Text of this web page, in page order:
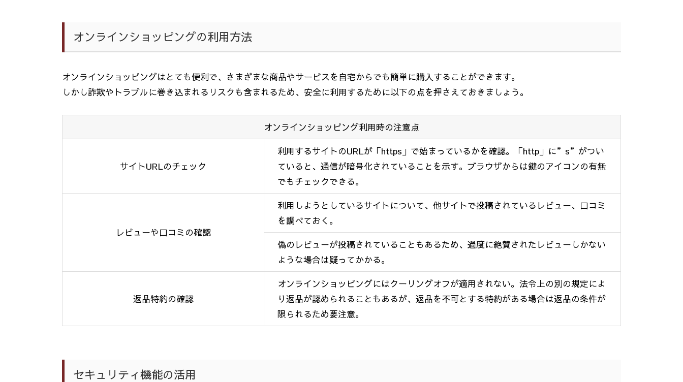
オンラインショッピングの利用方法
オンラインショッピングはとても便利で、さまざまな商品やサービスを自宅からでも簡単に購入することができます。
しかし詐欺やトラブルに巻き込まれるリスクも含まれるため、安全に利用するために以下の点を押さえておきましょう。
オンラインショッピング利用時の注意点
サイトURLのチェック
利用するサイトのURLが「https 」で始まっているかを確認。「http」に”s” がつい
ていると、通信が暗号化されていることを示す。ブラウザからは鍵のアイコンの有無
でもチェックできる。
レビューや口コミの確認
利用しようとしているサイトについて、他サイトで投稿されているレビュー、口コミ
を調べておく。
偽のレビューが投稿されていることもあるため、過度に絶賛されたレビューしかない
ような場合は疑ってかかる。
返品特約の確認
オンラインショッピングにはクーリングオフが適用されない。法令上の別の規定によ
り返品が認められることもあるが、返品を不可とする特約がある場合は返品の条件が
限られるため要注意。
セキュリティ機能の活用